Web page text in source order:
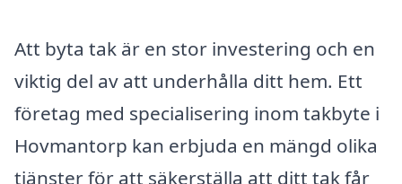
Att byta tak är en stor investering och en
viktig del av att underhålla ditt hem. Ett
företag med specialisering inom takbyte i
Hovmantorp kan erbjuda en mängd olika
tjänster för att säkerställa att ditt tak får